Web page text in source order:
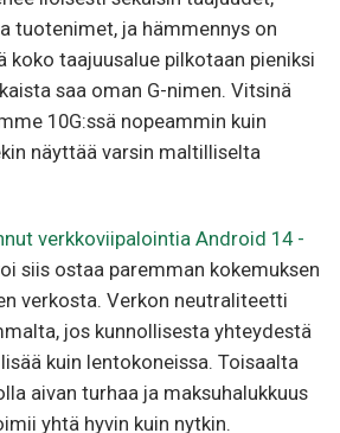
tuotenimet, ja hämmennys on
koko taajuusalue pilkotaan pieniksi
saa oman G-nimen. Vitsinä
10G:ssä nopeammin kuin
näyttää varsin maltilliselta
verkkoviipalointia Android 14 -
siis ostaa paremman kokemuksen
verkosta. Verkon neutraliteetti
jos kunnollisesta yhteydestä
kuin lentokoneissa. Toisaalta
aivan turhaa ja maksuhalukkuus
yhtä hyvin kuin nytkin.